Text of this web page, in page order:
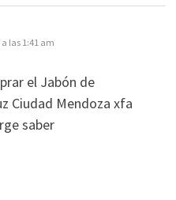
a las 1:41 am
el Jabón de
Ciudad Mendoza xfa
saber